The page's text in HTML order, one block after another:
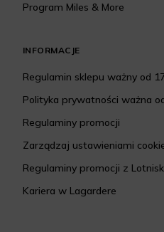
Program Miles & More
INFORMACJE
Regulamin sklepu ważny od
Polityka prywatności ważna
Regulaminy promocji
Zarządzaj ustawieniami
Regulaminy promocji z
Kariera w Lagardere